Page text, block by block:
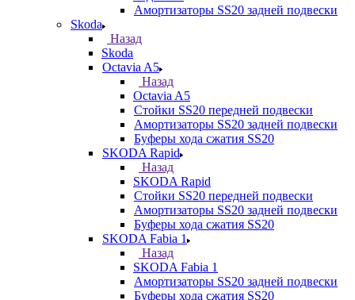
Амортизаторы SS20 задней подвески
Skoda
Назад
Skoda
Octavia A5
Назад
Octavia A5
Стойки SS20 передней подвески
Амортизаторы SS20 задней подвески
Буферы хода сжатия SS20
SKODA Rapid
Назад
SKODA Rapid
Стойки SS20 передней подвески
Амортизаторы SS20 задней подвески
Буферы хода сжатия SS20
SKODA Fabia 1
Назад
SKODA Fabia 1
Амортизаторы SS20 задней подвески
Буферы хода сжатия SS20